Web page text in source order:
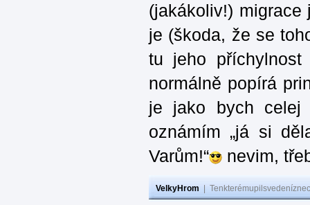
(jakákoliv!)
je (škoda, že se
tu jeho
normálně popírá
je jako bych celej
oznámím „já si
Varům!“
nevim,
VelkyHrom